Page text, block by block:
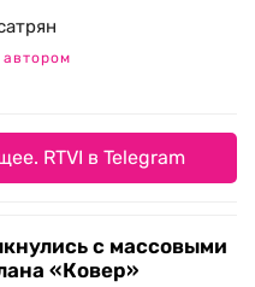
RTVI в Telegram
с массовыми
«Ковер»